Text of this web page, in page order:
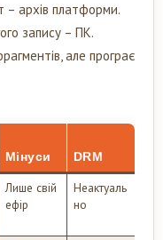
– архів платформи.
запису – ПК.
але програє
Мінуси DRM
Лише свій
ефір
Неактуаль
но